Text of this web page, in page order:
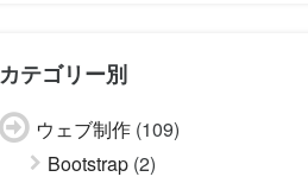
カテゴリー別
ウェブ制作 (109)
Bootstrap (2)